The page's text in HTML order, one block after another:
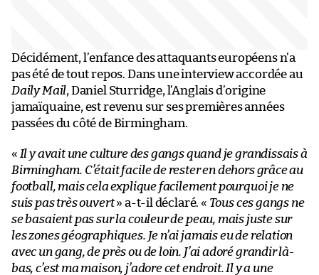
Décidément, l’enfance des attaquants européens n’a
pas été de tout repos. Dans une interview accordée au
Daily Mail, Daniel Sturridge, l’Anglais d’origine
jamaïquaine, est revenu sur ses premières années
passées du côté de Birmingham.
« Il y avait une culture des gangs quand je grandissais à
Birmingham. C’était facile de rester en dehors grâce au
football, mais cela explique facilement pourquoi je ne
suis pas très ouvert» a-t-il déclaré. « Tous ces gangs ne
se basaient pas sur la couleur de peau, mais juste sur
les zones géographiques. Je n’ai jamais eu de relation
avec un gang, de près ou de loin. J’ai adoré grandir là-
bas, c’est ma maison, j’adore cet endroit. Il y a une